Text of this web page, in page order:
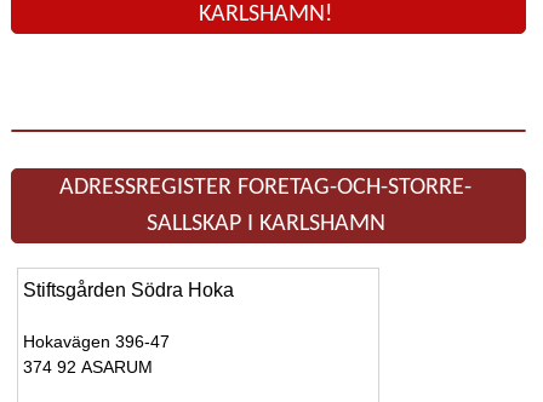
KARLSHAMN!
ADRESSREGISTER FORETAG-OCH-STORRE-
SALLSKAP I KARLSHAMN
Stiftsgården Södra Hoka
Hokavägen 396-47
374 92 ASARUM